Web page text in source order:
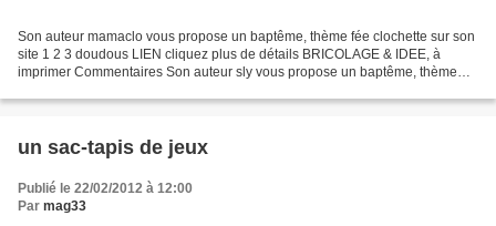
Son auteur mamaclo vous propose un baptême, thème fée clochette sur son
site 1 2 3 doudous LIEN cliquez plus de détails BRICOLAGE & IDEE, à
imprimer Commentaires Son auteur sly vous propose un baptême, thème
un sac-tapis de jeux
Publié le 22/02/2012 à 12:00
Par mag33